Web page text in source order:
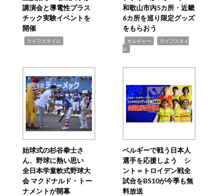
講演会と導電性プラス
チック実験イベントを
開催
ライフスタイル
和歌山市内5カ所・近畿
6カ所を巡り限定グッズ
をもらおう
カルチャー
ライフスタイ
ル
始球式の杉谷拳士さ
ん、野球に熱い思い
全日本学童軟式野球大
会 マクドナルド・トー
ナメントが開幕
ベルギーで戦う日本人
選手を応援しよう シ
ント＝トロイデン戦全
試合をBS10が今季も無
料放送